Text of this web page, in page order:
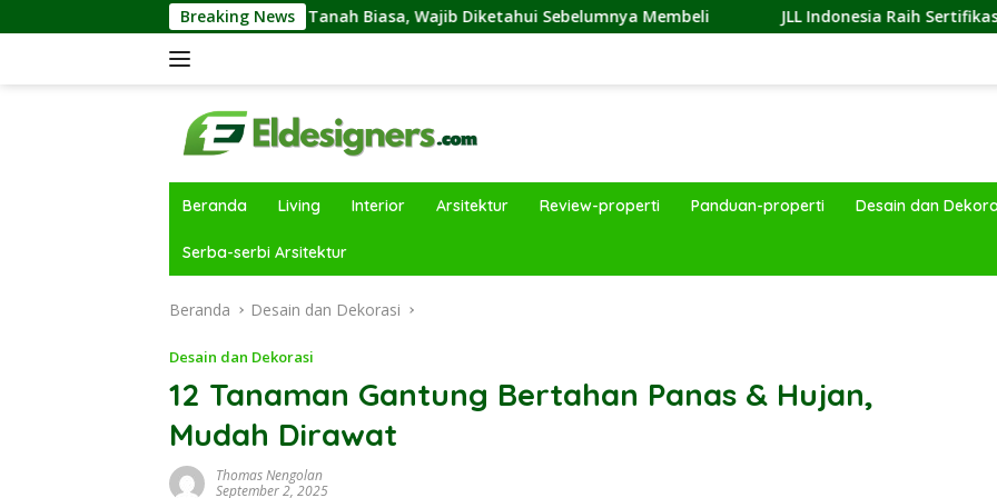
ke
Breaking News
dan Tanah Biasa, Wajib Diketahui Sebelumnya Membeli JLL Indonesia Raih Sertifikasi Great Place To Work,
Beranda Living Interior Arsitektur Review-properti Panduan-properti Desain dan
Serba-serbi Arsitektur
Beranda Desain dan Dekorasi
Desain dan Dekorasi
12 Tanaman Gantung Bertahan Panas & Hujan,
Mudah Dirawat
Thomas Nengolan
September 2, 2025